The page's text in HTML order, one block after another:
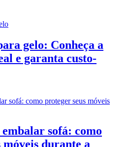
gelo: Conheça a
e garanta custo-
sofá: como
móveis durante a